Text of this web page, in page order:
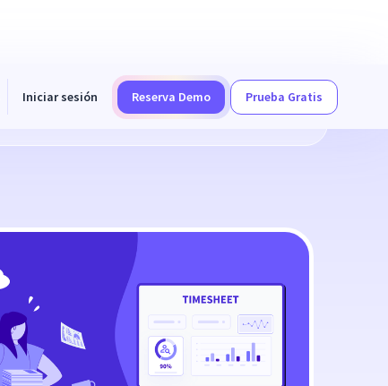
Iniciar sesión Reserva Demo
Prueba Gratis